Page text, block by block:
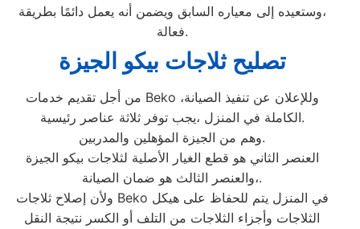
،وستعيده إلى معياره السابق ويضمن أنه يعمل دائمًا بطريقة
فعالة.
تصليح ثلاجات بيكو الجيزة
من أجل تقديم خدمات Beko ،وللإعلان عن تنفيذ الصيانة
الكاملة في المنزل ،يجب توفر ثلاثة عناصر رئيسية.
وهم من الجيزة المؤهلين والمدربين.
العنصر الثاني هو قطع الغيار الأصلية لثلاجات بيكو الجيزة
،والعنصر الثالث هو ضمان الصيانة.
ولأن إصلاح ثلاجات Beko في المنزل يتم للحفاظ على هيكل
الثلاجات وأجزاء الثلاجات من التلف أو الكسر نتيجة النقل